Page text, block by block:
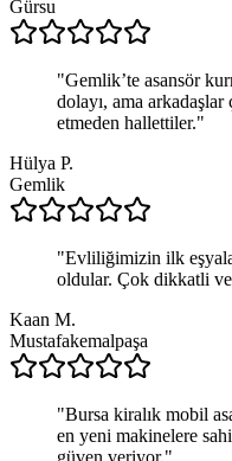
Gürsu
"Gemlik’te asansör
dolayı, ama
etmeden hallettiler."
Hülya P.
Gemlik
"Evliliğimizin ilk
oldular. Çok dikkatli
Kaan M.
Mustafakemalpaşa
"Bursa kiralık mobil
en yeni makinelere
güven veriyor."